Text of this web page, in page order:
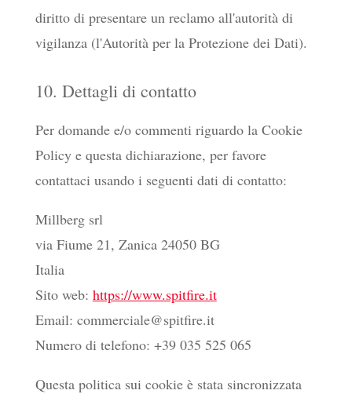
diritto di presentare un reclamo all'autorità di
vigilanza (l'Autorità per la Protezione dei Dati).
10. Dettagli di contatto
Per domande e/o commenti riguardo la Cookie
Policy e questa dichiarazione, per favore
contattaci usando i seguenti dati di contatto:
Millberg srl
via Fiume 21, Zanica 24050 BG
Italia
Sito web: https://www.spitfire.it
Email: commerciale@spitfire.it
Numero di telefono: +39 035 525 065
Questa politica sui cookie è stata sincronizzata